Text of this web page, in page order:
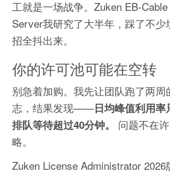
工就是一场战争。Zuken EB-
Server我研究了大半年，踩了不
招全抖出来。
你的许可池可能在空转
别急着加购。我先让团队跑了两周
志，结果发现——日均峰值利用
排队等待超过40分钟。
问题不在
略。
Zuken License Administrator 2026